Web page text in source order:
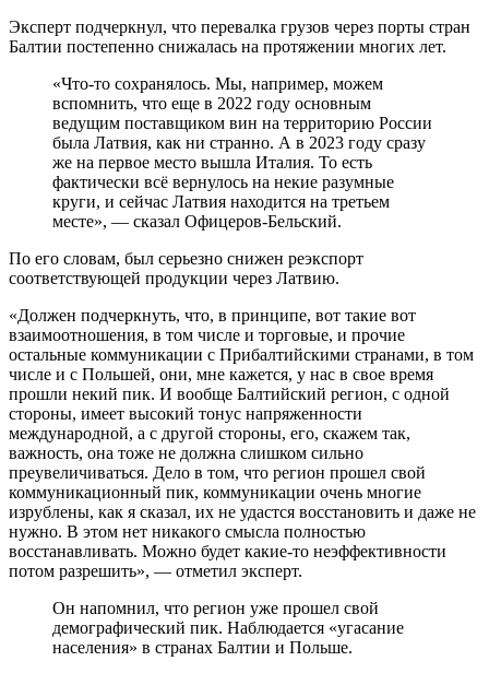
Эксперт подчеркнул, что перевалка грузов через порты стран
Балтии постепенно снижалась на протяжении многих лет.
«Что-то сохранялось. Мы, например, можем
вспомнить, что еще в 2022 году основным
ведущим поставщиком вин на территорию России
была Латвия, как ни странно. А в 2023 году сразу
же на первое место вышла Италия. То есть
фактически всё вернулось на некие разумные
круги, и сейчас Латвия находится на третьем
месте», — сказал Офицеров-Бельский.
По его словам, был серьезно снижен реэкспорт
соответствующей продукции через Латвию.
«Должен подчеркнуть, что, в принципе, вот такие вот
взаимоотношения, в том числе и торговые, и прочие
остальные коммуникации с Прибалтийскими странами, в том
числе и с Польшей, они, мне кажется, у нас в свое время
прошли некий пик. И вообще Балтийский регион, с одной
стороны, имеет высокий тонус напряженности
международной, а с другой стороны, его, скажем так,
важность, она тоже не должна слишком сильно
преувеличиваться. Дело в том, что регион прошел свой
коммуникационный пик, коммуникации очень многие
изрублены, как я сказал, их не удастся восстановить и даже не
нужно. В этом нет никакого смысла полностью
восстанавливать. Можно будет какие-то неэффективности
потом разрешить», — отметил эксперт.
Он напомнил, что регион уже прошел свой
демографический пик. Наблюдается «угасание
населения» в странах Балтии и Польше.